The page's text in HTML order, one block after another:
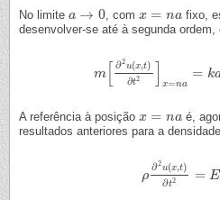
No limite a → 0
a→0 , comx = na
x=na
fixo,
desenvolver-se até à segunda ordem,
m
∂2u(x,t)
∂t2
x=na
= k
m[ 2u(x,t)∂t =k a2
A referência à posição x = na
x=na
é,
resultados anteriores para a
ρ
∂2u(x,t)
∂t2 = E
ρ∂2u(x,t)∂ 2= E